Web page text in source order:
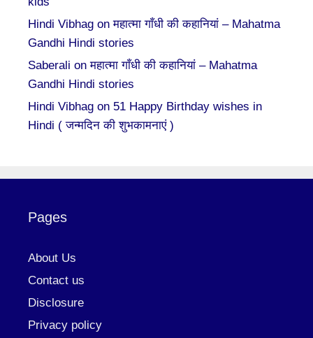
Hindi Vibhag onमहात्मा गाँधी की कहानियां – Mahatma
Gandhi Hindi stories
Saberali onमहात्मा गाँधी की कहानियां – Mahatma
Gandhi Hindi stories
Hindi Vibhag on 51 Happy Birthday wishes in
Hindi ( जन्मदिन की शुभकामनाएं )
Pages
About Us
Contact us
Disclosure
Privacy policy